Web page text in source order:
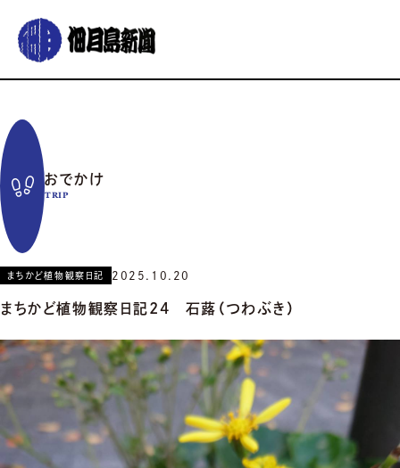
グルメ おでかけ 暮らす
佃月島新聞の紹介
お知らせ
まちかど植物観察日記 2025.10.20
まちかど植物観察日記24 石蕗（つわぶき）
おでかけ
TRIP